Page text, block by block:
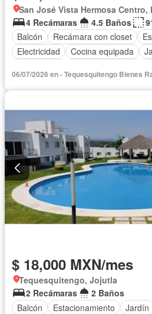
San José Vista Hermosa Centro,
4 Recámaras
4.5 Baños
Balcón
Recámara con closet
Electricidad
Cocina equipada
06/07/2026 en - Tequesquitengo Bienes
$ 18,000 MXN/mes
Tequesquitengo, Jojutla
2 Recámaras
2 Baños
Balcón
Estacionamiento Jardín